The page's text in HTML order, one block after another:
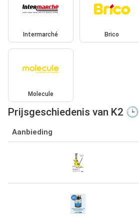
Intermarché Brico
Molecule
Prijsgeschiedenis van K2 🕒
Aanbieding